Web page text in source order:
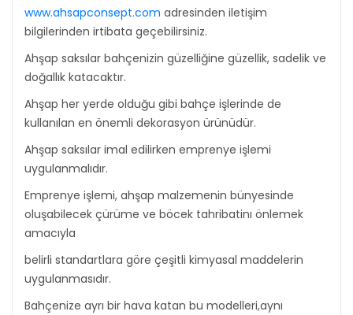
www.ahsapconsept.com adresinden iletişim
bilgilerinden irtibata geçebilirsiniz.
Ahşap saksılar bahçenizin güzelliğine güzellik, sadelik ve
doğallık katacaktır.
Ahşap her yerde olduğu gibi bahçe işlerinde de
kullanılan en önemli dekorasyon ürünüdür.
Ahşap saksılar imal edilirken emprenye işlemi
uygulanmalıdır.
Emprenye işlemi, ahşap malzemenin bünyesinde
oluşabilecek çürüme ve böcek tahribatinı önlemek
amacıyla
belirli standartlara göre çeşitli kimyasal maddelerin
uygulanmasıdır.
Bahçenize ayrı bir hava katan bu modelleri,aynı